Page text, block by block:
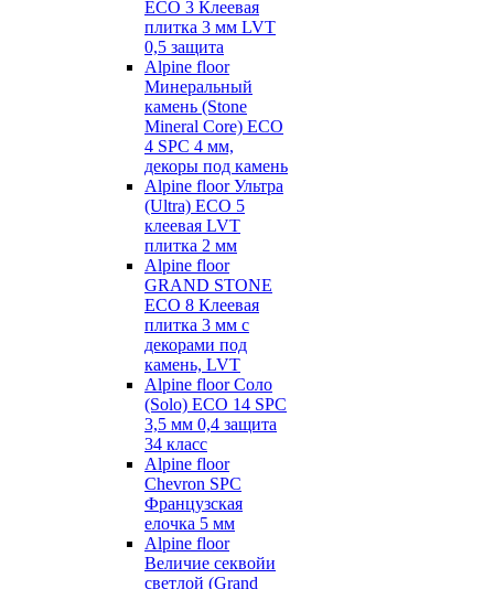
ECO 3 Клеевая
плитка 3 мм LVT
0,5 защита
Alpine floor
Минеральный
камень (Stone
Mineral Core) ECO
4 SPC 4 мм,
декоры под камень
Alpine floor Ультра
(Ultra) ECO 5
клеевая LVT
плитка 2 мм
Alpine floor
GRAND STONE
ECO 8 Клеевая
плитка 3 мм с
декорами под
камень, LVT
Alpine floor Соло
(Solo) ECO 14 SPC
3,5 мм 0,4 защита
34 класс
Alpine floor
Chevron SPC
Французская
елочка 5 мм
Alpine floor
Величие секвойи
светлой (Grand